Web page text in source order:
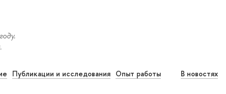
Публикации и исследования Опыт работы В новостях